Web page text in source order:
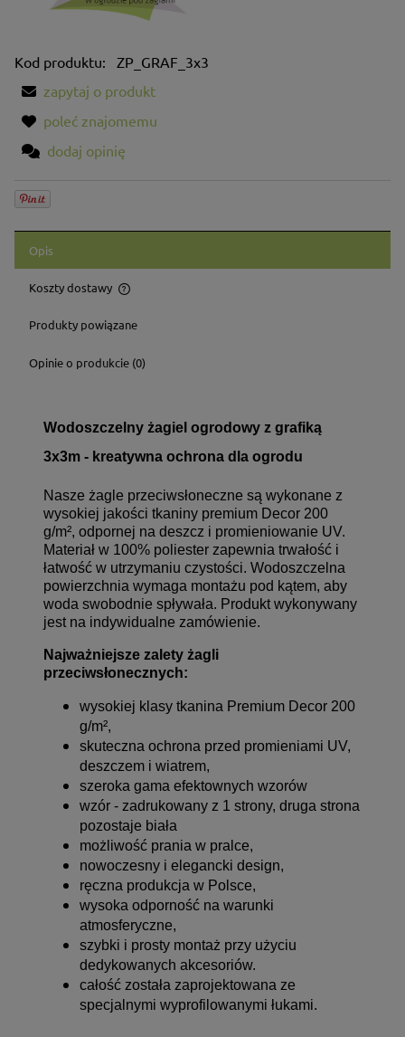
Kod produktu:
ZP_GRAF_3x3
zapytaj o produkt
poleć znajomemu
dodaj opinię
Opis
Koszty dostawy
Cena nie zawiera ewentualnych kosztów płatności
Produkty powiązane
Opinie o produkcie (0)
Wodoszczelny żagiel ogrodowy z grafiką
3x3m - kreatywna ochrona dla ogrodu
Nasze żagle przeciwsłoneczne są wykonane z
wysokiej jakości tkaniny premium Decor 200
g/m², odpornej na deszcz i promieniowanie UV.
Materiał w 100% poliester zapewnia trwałość i
łatwość w utrzymaniu czystości. Wodoszczelna
powierzchnia wymaga montażu pod kątem, aby
woda swobodnie spływała. Produkt wykonywany
jest na indywidualne zamówienie.
Najważniejsze zalety żagli
przeciwsłonecznych:
wysokiej klasy tkanina Premium Decor 200
g/m²,
skuteczna ochrona przed promieniami UV,
deszczem i wiatrem,
szeroka gama efektownych wzorów
wzór - zadrukowany z 1 strony, druga strona
pozostaje biała
możliwość prania w pralce,
nowoczesny i elegancki design,
ręczna produkcja w Polsce,
wysoka odporność na warunki
atmosferyczne,
szybki i prosty montaż przy użyciu
dedykowanych akcesoriów.
całość została zaprojektowana ze
specjalnymi wyprofilowanymi łukami.